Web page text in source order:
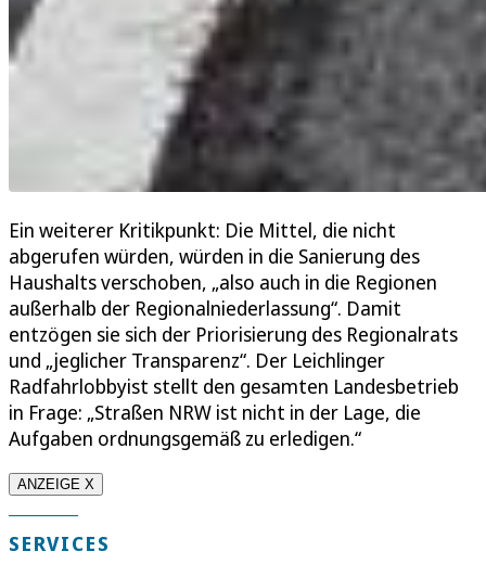
Ein weiterer Kritikpunkt: Die Mittel, die nicht
abgerufen würden, würden in die Sanierung des
Haushalts verschoben, „also auch in die Regionen
außerhalb der Regionalniederlassung“. Damit
entzögen sie sich der Priorisierung des Regionalrats
und „jeglicher Transparenz“. Der Leichlinger
Radfahrlobbyist stellt den gesamten Landesbetrieb
in Frage: „Straßen NRW ist nicht in der Lage, die
Aufgaben ordnungsgemäß zu erledigen.“
ANZEIGE X
SERVICES